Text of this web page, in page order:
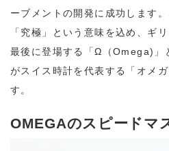
ーブメントの開発に成功します
「究極」という意味を込め、ギ
最後に登場する「Ω（Omega)」
がスイス時計を代表する「オメ
す。
OMEGAのスピードマ